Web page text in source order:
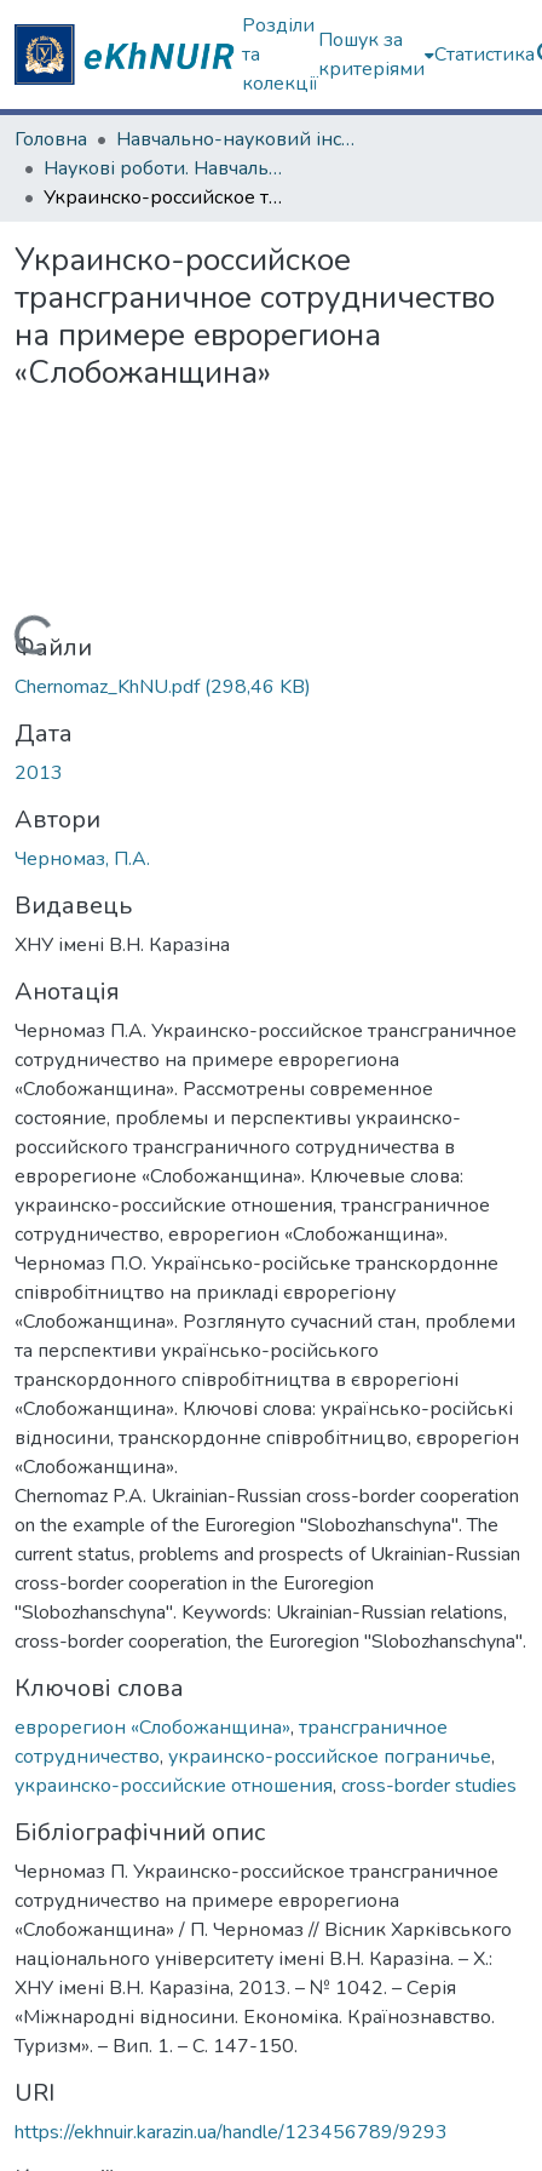
Розділи
та
колекції
Пошук за
критеріями
Статистика
Головна
Навчально-науковий інститут "Каразінський інститут міжнародних відносин та туристичного бізнесу"
Наукові роботи. Навчально-науковий інститут "Каразінський інститут міжнародних відносин та туристичного бізнесу"
Украинско-российское трансграничное сотрудничество на примере еврорегиона «Слобожанщина»
Украинско-российское
трансграничное сотрудничество
на примере еврорегиона
«Слобожанщина»
Вантажиться...
Файли
Chernomaz_KhNU.pdf(298,46 KB)
Дата
2013
Автори
Черномаз, П.А.
Видавець
ХНУ імені В.Н. Каразіна
Анотація
Черномаз П.А. Украинско-российское трансграничное
сотрудничество на примере еврорегиона
«Слобожанщина». Рассмотрены современное
состояние, проблемы и перспективы украинско-
российского трансграничного сотрудничества в
еврорегионе «Слобожанщина». Ключевые слова:
украинско-российские отношения, трансграничное
сотрудничество, еврорегион «Слобожанщина».
Черномаз П.О. Українсько-російське транскордонне
співробітництво на прикладі єврорегіону
«Слобожанщина». Розглянуто сучасний стан, проблеми
та перспективи українсько-російського
транскордонного співробітництва в єврорегіоні
«Слобожанщина». Ключові слова: українсько-російські
відносини, транскордонне співробітницво, єврорегіон
«Слобожанщина».
Chernomaz P.A. Ukrainian-Russian cross-border cooperation
on the example of the Euroregion "Slobozhanschyna". The
current status, problems and prospects of Ukrainian-Russian
cross-border cooperation in the Euroregion
"Slobozhanschyna". Keywords: Ukrainian-Russian relations,
cross-border cooperation, the Euroregion "Slobozhanschyna".
Ключові слова
еврорегион «Слобожанщина», трансграничное
сотрудничество, украинско-российское пограничье,
украинско-российские отношения, cross-border studies
Бібліографічний опис
Черномаз П. Украинско-российское трансграничное
сотрудничество на примере еврорегиона
«Слобожанщина» / П. Черномаз // Вісник Харківського
національного університету імені В.Н. Каразіна. – Х.:
ХНУ імені В.Н. Каразіна, 2013. – № 1042. – Серія
«Міжнародні відносини. Економіка. Країнознавство.
Туризм». – Вип. 1. – С. 147-150.
URI
https://ekhnuir.karazin.ua/handle/123456789/9293